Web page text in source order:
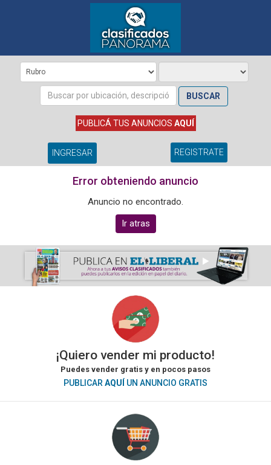
BUSCAR
PUBLICÁ TUS ANUNCIOS AQUÍ
INGRESAR REGISTRATE
Error obteniendo anuncio
Anuncio no encontrado.
Ir atras
¡Quiero vender mi producto!
Puedes vender gratis y en pocos pasos
PUBLICAR AQUÍ UN ANUNCIO GRATIS